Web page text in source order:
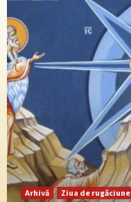
Arhivă Ziua de rugăciune